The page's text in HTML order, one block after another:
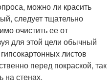
можно ли красить
следует тщательно
очистить ее от
для этой цели обычный
листов
перед покраской, так
на стенах.